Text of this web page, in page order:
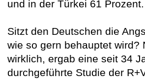
und in der Türkei 61 Prozent.
Sitzt den Deutschen die
wie so gern behauptet wird?
wirklich, ergab eine seit 34
durchgeführte Studie der